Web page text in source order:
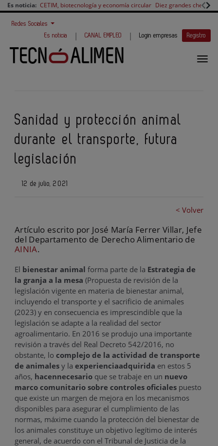
Es noticia: CETIM, biotecnología y economía circular Diez grandes chefs
Redes Sociales
Es noticia
| CANAL EMPLEO | Login empresas Registro
Sanidad y protección animal
durante el transporte, futura
legislación
12 de julio, 2021
< Volver
Artículo escrito por José María Ferrer Villar, Jefe
del Departamento de Derecho Alimentario de
AINIA.
El bienestar animal forma parte de la Estrategia de
la granja a la mesa (Propuesta de revisión de la
legislación vigente en materia de bienestar animal,
incluyendo el transporte y el sacrificio de animales
(2023) y en consecuencia es imprescindible que la
legislación se adapte a la realidad del sector
agroalimentario. En 2016 se produjo una importante
revisión a través del Real Decreto 542/2016, no
obstante, lo complejo de la actividad de transporte
de animales y la experienciaadquirida en estos 5
años, hacennecesario que se trabaje en un nuevo
marco comunitario sobre controles oficiales puesto
que existe un margen de mejora en los mecanismos
disponibles para asegurar el cumplimiento de las
normas, máxime cuando la protección del bienestar de
los animales constituye un objetivo legítimo de interés
general, de acuerdo con el Tribunal de Justicia de la